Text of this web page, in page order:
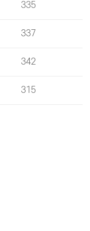
335
337
342
315